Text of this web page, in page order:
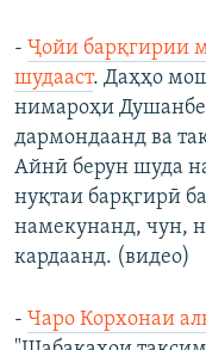
- Ҷойи барқгирии
шудааст. Даҳҳо
нимароҳи
дармондаанд ва
Айнӣ берун шуда
нуқтаи барқгирӣ
намекунанд, чун,
кардаанд. (видео)
- Чаро Корхонаи